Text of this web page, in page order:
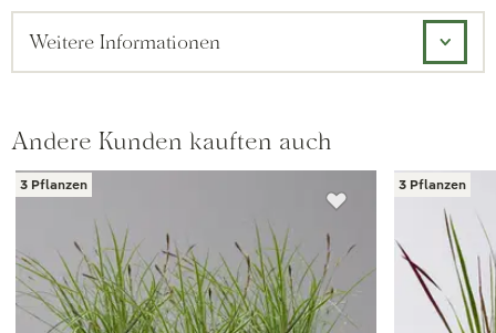
Weitere Informationen
Andere Kunden kauften auch
3 Pflanzen 3 Pflanzen